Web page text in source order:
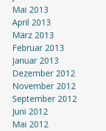
Mai 2013
April 2013
März 2013
Februar 2013
Januar 2013
Dezember 2012
November 2012
September 2012
Juni 2012
Mai 2012